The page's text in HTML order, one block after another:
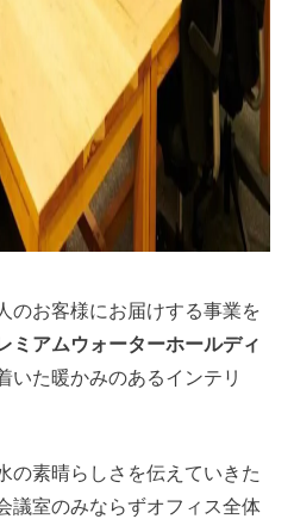
のお客様にお届けする事業を
ミアムウォーターホールディ
いた暖かみのあるインテリ
の素晴らしさを伝えていきた
議室のみならずオフィス全体